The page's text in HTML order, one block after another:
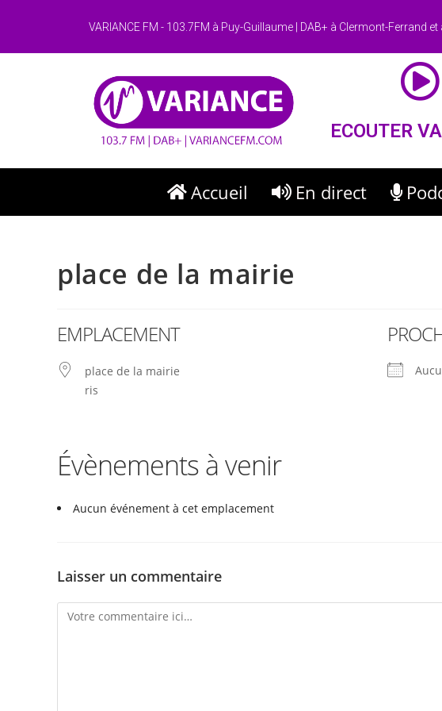
VARIANCE FM - 103.7FM à Puy-Guillaume | DAB+ à Clermont-Ferrand
ECOUTER
Accueil En direct
place de la mairie
EMPLACEMENT
place de la mairie
ris
Évènements à venir
Aucun événement à cet emplacement
Laisser un commentaire